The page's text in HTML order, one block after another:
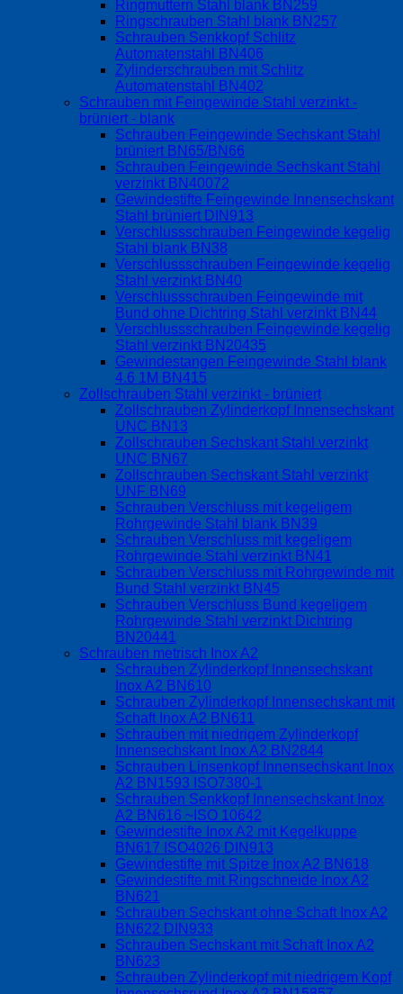
Ringmuttern Stahl blank BN259
Ringschrauben Stahl blank BN257
Schrauben Senkkopf Schlitz
Automatenstahl BN406
Zylinderschrauben mit Schlitz
Automatenstahl BN402
Schrauben mit Feingewinde Stahl verzinkt -
brüniert - blank
Schrauben Feingewinde Sechskant Stahl
brüniert BN65/BN66
Schrauben Feingewinde Sechskant Stahl
verzinkt BN40072
Gewindestifte Feingewinde Innensechskant
Stahl brüniert DIN913
Verschlussschrauben Feingewinde kegelig
Stahl blank BN38
Verschlussschrauben Feingewinde kegelig
Stahl verzinkt BN40
Verschlussschrauben Feingewinde mit
Bund ohne Dichtring Stahl verzinkt BN44
Verschlussschrauben Feingewinde kegelig
Stahl verzinkt BN20435
Gewindestangen Feingewinde Stahl blank
4.6 1M BN415
Zollschrauben Stahl verzinkt - brüniert
Zollschrauben Zylinderkopf Innensechskant
UNC BN13
Zollschrauben Sechskant Stahl verzinkt
UNC BN67
Zollschrauben Sechskant Stahl verzinkt
UNF BN69
Schrauben Verschluss mit kegeligem
Rohrgewinde Stahl blank BN39
Schrauben Verschluss mit kegeligem
Rohrgewinde Stahl verzinkt BN41
Schrauben Verschluss mit Rohrgewinde mit
Bund Stahl verzinkt BN45
Schrauben Verschluss Bund kegeligem
Rohrgewinde Stahl verzinkt Dichtring
BN20441
Schrauben metrisch Inox A2
Schrauben Zylinderkopf Innensechskant
Inox A2 BN610
Schrauben Zylinderkopf Innensechskant mit
Schaft Inox A2 BN611
Schrauben mit niedrigem Zylinderkopf
Innensechskant Inox A2 BN2844
Schrauben Linsenkopf Innensechskant Inox
A2 BN1593 ISO7380-1
Schrauben Senkkopf Innensechskant Inox
A2 BN616 ~ISO 10642
Gewindestifte Inox A2 mit Kegelkuppe
BN617 ISO4026 DIN913
Gewindestifte mit Spitze Inox A2 BN618
Gewindestifte mit Ringschneide Inox A2
BN621
Schrauben Sechskant ohne Schaft Inox A2
BN622 DIN933
Schrauben Sechskant mit Schaft Inox A2
BN623
Schrauben Zylinderkopf mit niedrigem Kopf